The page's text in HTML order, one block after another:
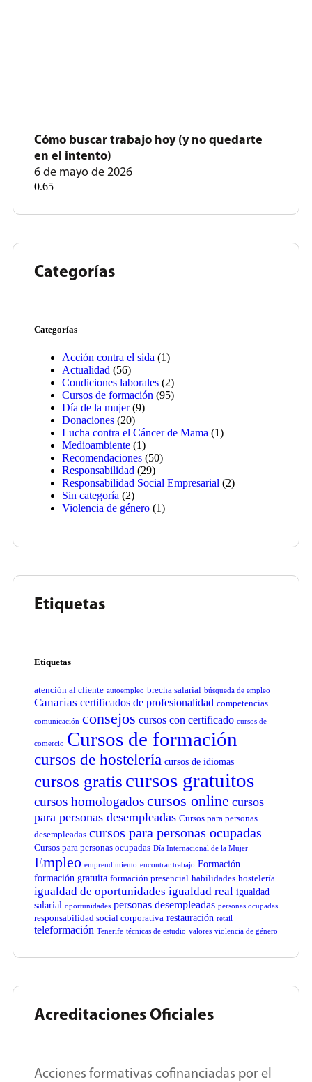
Cómo buscar trabajo hoy (y no quedarte
en el intento)
6 de mayo de 2026
Categorías
Categorías
Acción contra el sida (1)
Actualidad (56)
Condiciones laborales (2)
Cursos de formación (95)
Día de la mujer(9)
Donaciones (20)
Lucha contra el Cáncer de Mama (1)
Medioambiente (1)
Recomendaciones (50)
Responsabilidad (29)
Responsabilidad Social Empresarial (2)
Sin categoría (2)
Violencia de género (1)
Etiquetas
Etiquetas
atención al cliente autoempleo brecha salarial búsqueda de empleo
Canarias certificados de profesionalidad competencias
comunicación consejos cursos con certificado cursos de
comercio Cursos de formación
cursos de hostelería cursos de idiomas
cursos gratis cursos gratuitos
cursos homologadoscursos online cursos
para personas desempleadas Cursos para personas
desempleadas cursos para personas ocupadas
Cursos para personas ocupadas Día Internacional de la Mujer
Empleo emprendimiento encontrar trabajo Formación
formación gratuita formación presencial habilidades hostelería
igualdad de oportunidades igualdad real igualdad
salarial oportunidades personas desempleadas personas ocupadas
responsabilidad social corporativa restauración retail
teleformación Tenerife técnicas de estudio valores violencia de género
Acreditaciones Oficiales
Acciones formativas cofinanciadas por el